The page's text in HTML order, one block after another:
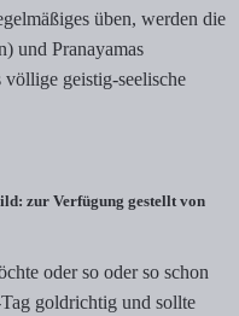
üben, werden die
und Pranayamas
geistig-seelische
zur Verfügung gestellt von
oder so oder so schon
goldrichtig und sollte